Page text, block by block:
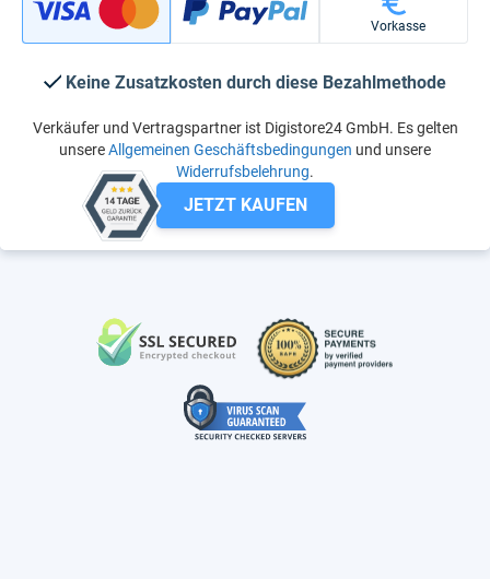
Vorkasse
Keine Zusatzkosten durch diese Bezahlmethode
Verkäufer und Vertragspartner ist Digistore24 GmbH. Es gelten
unsereAllgemeinen Geschäftsbedingungen und unsere
Widerrufsbelehrung.
JETZT KAUFEN